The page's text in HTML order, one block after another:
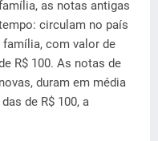
as notas antigas
circulam no país
família, com valor de
R$ 100. As notas de
duram em média
de R$ 100, a